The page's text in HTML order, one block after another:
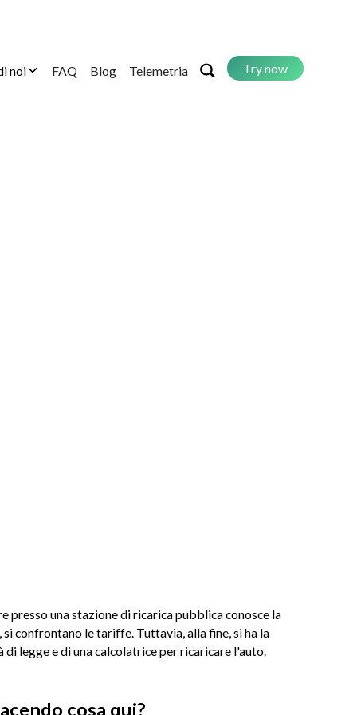
noi FAQ Blog Telemetria Try now
presso una stazione di ricarica pubblica conosce la
confrontano le tariffe. Tuttavia, alla fine, si ha la
legge e di una calcolatrice per ricaricare l'auto.
cosa qui?